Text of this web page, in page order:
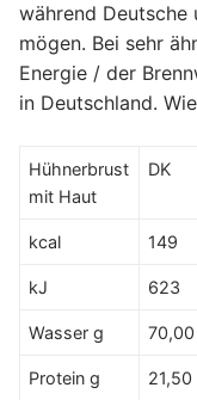
während Deutsche
mögen. Bei sehr
Energie / der
in Deutschland.
Hühnerbrust
mit Haut
DK
kcal 149
kJ 623
Wasser g 70,00
Protein g 21,50